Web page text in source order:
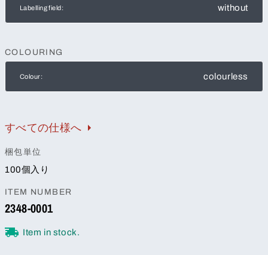
Labelling field: without
COLOURING
Colour: colourless
すべての仕様へ
梱包単位
100個入り
ITEM NUMBER
2348-0001
Item in stock.